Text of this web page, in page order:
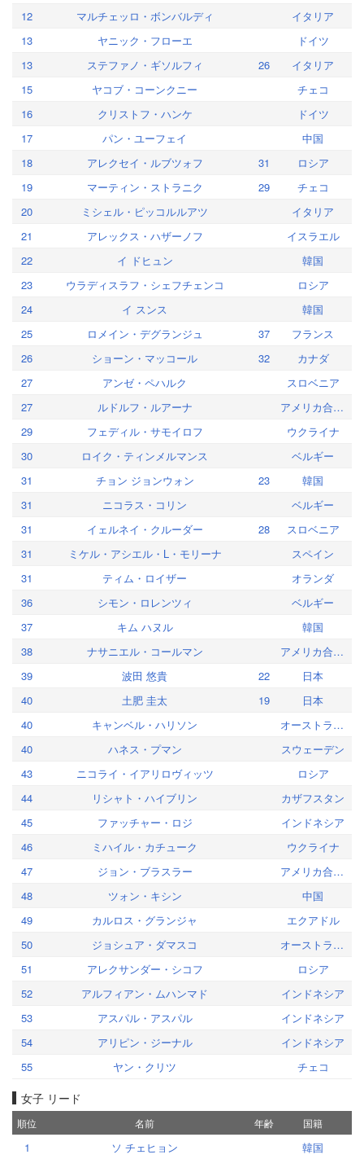
12
マルチェッロ・ボンバルディ
イタリア
13
ヤニック・フローエ
ドイツ
13
ステファノ・ギソルフィ 26
イタリア
15
ヤコブ・コーンクニー
チェコ
16
クリストフ・ハンケ
ドイツ
17
パン・ユーフェイ
中国
18
アレクセイ・ルブツォフ 31
ロシア
19
マーティン・ストラニク 29
チェコ
20
ミシェル・ピッコルルアツ
イタリア
21
アレックス・ハザーノフ
イスラエル
22
イ ドヒュン
韓国
23
ウラディスラフ・シェフチェンコ
ロシア
24
イ スンス
韓国
25
ロメイン・デグランジュ 37
フランス
26
ショーン・マッコール 32
カナダ
27
アンゼ・ペハルク
スロベニア
27
ルドルフ・ルアーナ
アメリカ合衆国
29
フェディル・サモイロフ
ウクライナ
30
ロイク・ティンメルマンス
ベルギー
31
チョン ジョンウォン 23
韓国
31
ニコラス・コリン
ベルギー
31
イェルネイ・クルーダー 28
スロベニア
31
ミケル・アシエル・L・モリーナ
スペイン
31
ティム・ロイザー
オランダ
36
シモン・ロレンツィ
ベルギー
37
キム ハヌル
韓国
38
ナサニエル・コールマン
アメリカ合衆国
39
波田 悠貴 22
日本
40
土肥 圭太 19
日本
40
キャンベル・ハリソン
オーストラリア
40
ハネス・プマン
スウェーデン
43
ニコライ・イアリロヴィッツ
ロシア
44
リシャト・ハイブリン
カザフスタン
45
ファッチャー・ロジ
インドネシア
46
ミハイル・カチューク
ウクライナ
47
ジョン・ブラスラー
アメリカ合衆国
48
ツォン・キシン
中国
49
カルロス・グランジャ
エクアドル
50
ジョシュア・ダマスコ
オーストラリア
51
アレクサンダー・シコフ
ロシア
52
アルフィアン・ムハンマド
インドネシア
53
アスパル・アスパル
インドネシア
54
アリピン・ジーナル
インドネシア
55
ヤン・クリツ チェコ
女子 リード
順位 名前 年齢 国籍
1 ソ チェヒョン 韓国